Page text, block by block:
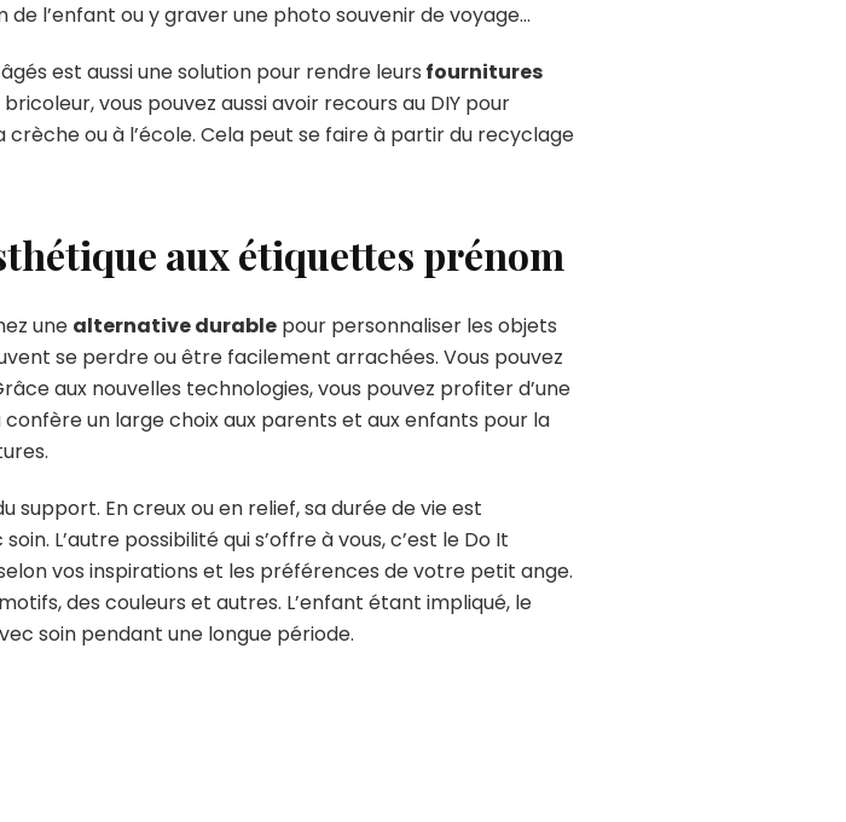
l’enfant ou y graver une photo souvenir de voyage…
est aussi une solution pour rendre leurs fournitures
vous pouvez aussi avoir recours au DIY pour
ou à l’école. Cela peut se faire à partir du recyclage
aux étiquettes prénom
une alternative durable pour personnaliser les objets
se perdre ou être facilement arrachées. Vous pouvez
aux nouvelles technologies, vous pouvez profiter d’une
un large choix aux parents et aux enfants pour la
support. En creux ou en relief, sa durée de vie est
L’autre possibilité qui s’offre à vous, c’est le Do It
vos inspirations et les préférences de votre petit ange.
des couleurs et autres. L’enfant étant impliqué, le
soin pendant une longue période.